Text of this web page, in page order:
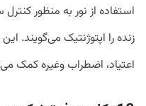
استفاده از نور به منظور
زنده را اپتوژنتیک می‌گویند.
اعتیاد، اضطراب وغیره کمک